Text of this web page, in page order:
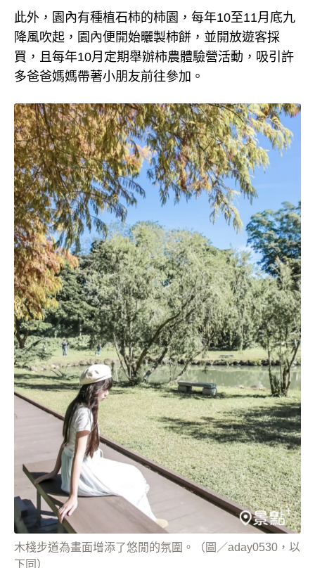
此外，園內有種植石柿的柿園，每年10至11月底九
降風吹起，園內便開始曬製柿餅，並開放遊客採
買，且每年10月定期舉辦柿農體驗營活動，吸引許
多爸爸媽媽帶著小朋友前往參加。
木棧步道為畫面增添了悠閒的氛圍。（圖／aday0530，以
下同）